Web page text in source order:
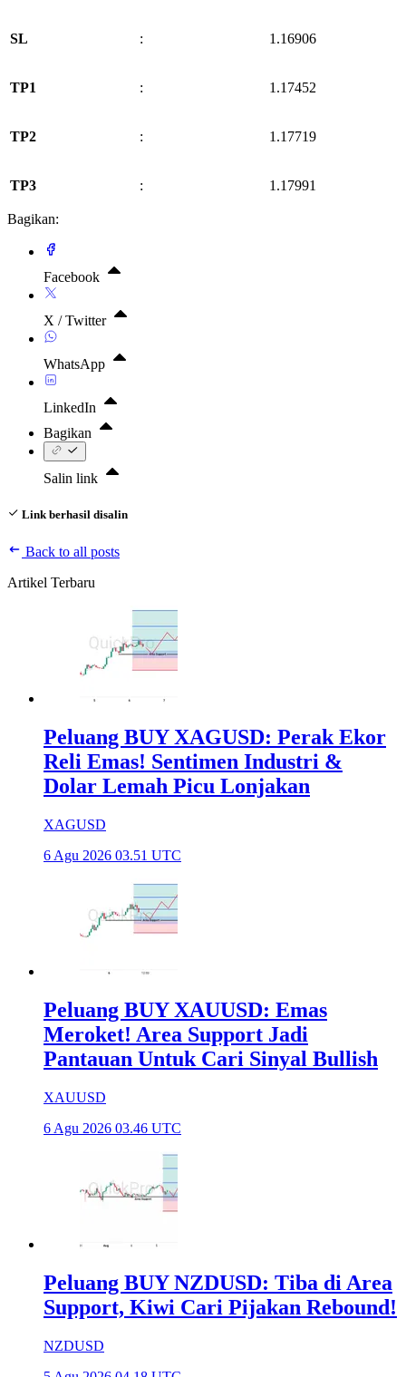
SL : 1.16906
TP1 : 1.17452
TP2 : 1.17719
TP3 : 1.17991
Bagikan:
Facebook
X / Twitter
WhatsApp
LinkedIn
Bagikan
Salin link
Link berhasil disalin
Back to all posts
Artikel Terbaru
Peluang BUY XAGUSD: Perak Ekor
Reli Emas! Sentimen Industri &
Dolar Lemah Picu Lonjakan
XAGUSD
6 Agu 2026 03.51 UTC
Peluang BUY XAUUSD: Emas
Meroket! Area Support Jadi
Pantauan Untuk Cari Sinyal Bullish
XAUUSD
6 Agu 2026 03.46 UTC
Peluang BUY NZDUSD: Tiba di Area
Support, Kiwi Cari Pijakan Rebound!
NZDUSD